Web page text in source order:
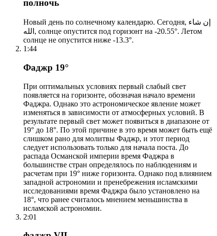
полночь
Новый день по солнечному календарю. Сегодня, إن شاء
الله, солнце опустится под горизонт на -20.55°. Летом
солнце не опустится ниже -13.3°.
1:44
Фаджр 19°
При оптимальных условиях первый слабый свет
появляется на горизонте, обозначая начало времени
Фаджра. Однако это астрономическое явление может
изменяться в зависимости от атмосферных условий. В
результате первый свет может появиться в диапазоне от
19° до 18°. По этой причине в это время может быть ещё
слишком рано для молитвы Фаджр, и этот период
следует использовать только для начала поста. До
распада Османской империи время Фаджра в
большинстве стран определялось по наблюдениям и
расчетам при 19° ниже горизонта. Однако под влиянием
западной астрономии и пренебрежения исламскими
исследованиями время Фаджра было установлено на
18°, что ранее считалось мнением меньшинства в
исламской астрономии.
2:01